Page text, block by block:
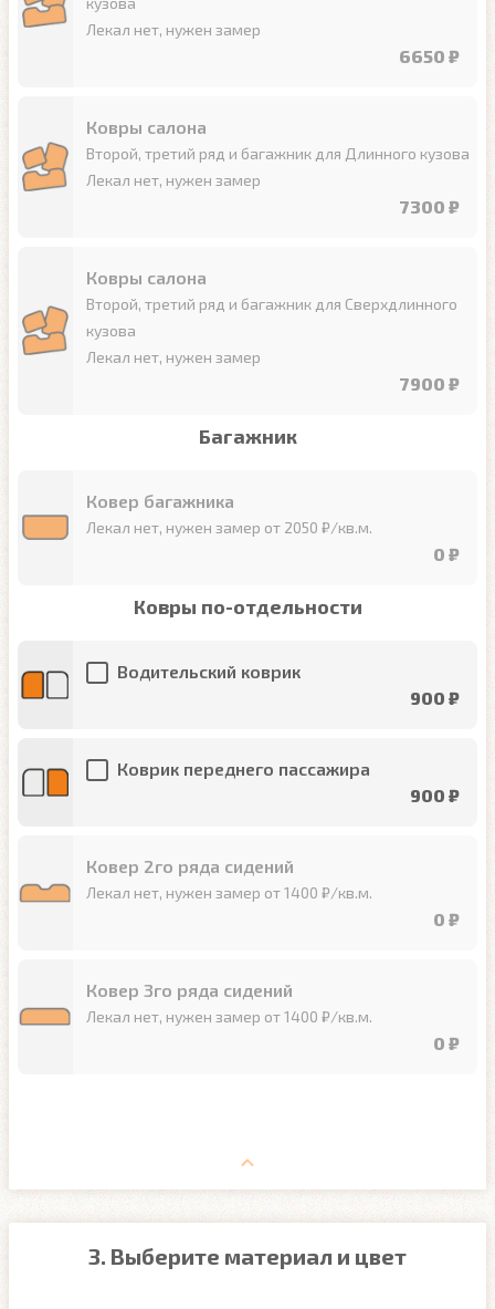
Лекал нет, нужен замер
6650 ₽
Ковры салона
Второй, третий ряд и багажник для Длинного кузова
Лекал нет, нужен замер
7300 ₽
Ковры салона
Второй, третий ряд и багажник для Сверхдлинного
кузова
Лекал нет, нужен замер
7900 ₽
Багажник
Ковер багажника
Лекал нет, нужен замер от 2050 ₽/кв.м.
0 ₽
Ковры по-отдельности
Водительский коврик
900 ₽
Коврик переднего пассажира
900 ₽
Ковер 2го ряда сидений
Лекал нет, нужен замер от 1400 ₽/кв.м.
0 ₽
Ковер 3го ряда сидений
Лекал нет, нужен замер от 1400 ₽/кв.м.
0 ₽
3. Выберите материал и цвет